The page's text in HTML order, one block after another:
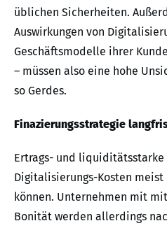
üblichen Sicherheiten.
Auswirkungen von
Geschäftsmodelle ihrer
– müssen also eine hohe
so Gerdes.
Finazierungsstrategie
Ertrags- und
Digitalisierungs-Kosten
können. Unternehmen mit
Bonität werden allerdings